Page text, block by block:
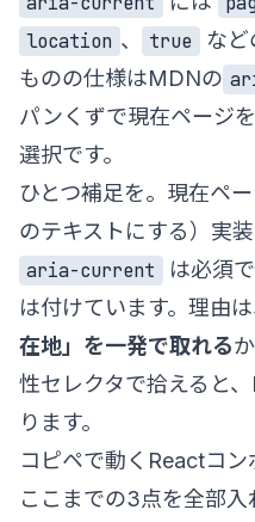
location 、 true
など
ものの仕様はMDNの
パンくずで現在ページ
選択です。
ひとつ補足を。現在ペ
のテキストにする）実
aria-current
は必須
は付けています。理由は
在地」を一発で取れる
性セレクタで拾えると
ります。
コピペで動くReactコン
ここまでの3点を全部入